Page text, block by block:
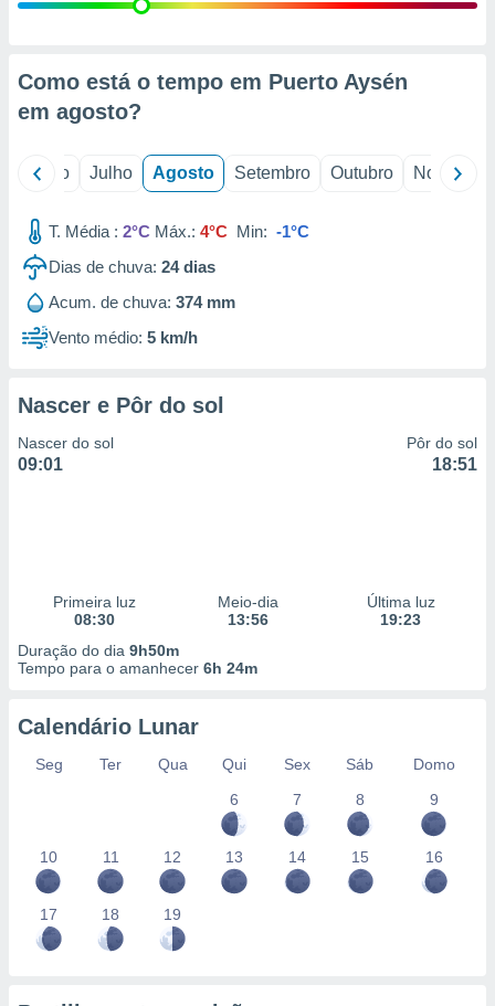
estudos
1199
Como está o tempo em Puerto Aysén
em agosto?
Junho Julho Agosto Setembro Outubro Novembro
T. Média : 2°C Máx.: 4°C Min: -1°C
Dias de chuva: 24dias
Acum. de chuva: 374 mm
Vento médio: 5 km/h
Nascer e Pôr do sol
Nascer do sol
09:01
Pôr do sol
18:51
Primeira luz
08:30
Meio-dia
13:56
Última luz
19:23
Duração do dia 9h50m
Tempo para o amanhecer 6h 24m
Calendário Lunar
Seg Ter Qua Qui Sex Sáb
Domo
6
7 8 9
10 11 12 13 14 15 16
17 18 19